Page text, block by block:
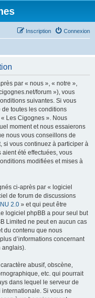
Connexion
Inscription
par « nous », « notre »,
forum »), vous
suivantes. Si vous
de toutes les conditions
Les Cigognes ». Nous
moment et nous essaierons
nous vous conseillons de
si vous continuez à participer à
été effectuées, vous
modifiées et mises à
ci-après par « logiciel
de forum de discussions
2.0 » et qui peut être
logiciel phpBB a pour seul but
Limited ne peut en aucun cas
du contenu que nous
d’informations concernant
anglais).
abusif, obscène,
etc. qui pourrait
dans lequel le serveur de
Si vous ne